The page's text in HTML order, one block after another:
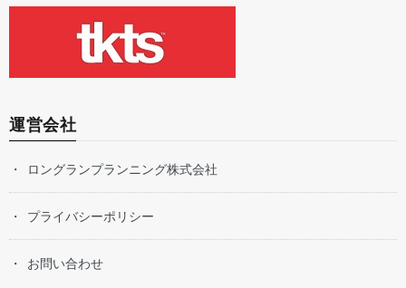
運営会社
ロングランプランニング株式会社
プライバシーポリシー
お問い合わせ